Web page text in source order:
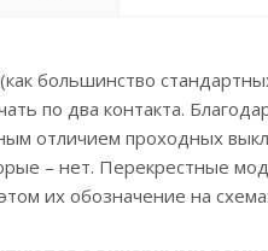
большинство
по два контакта.
отличием проходных
– нет. Перекрестные
их обозначение на